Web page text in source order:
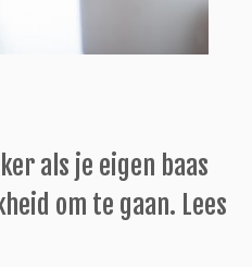
als je eigen baas
om te gaan. Lees